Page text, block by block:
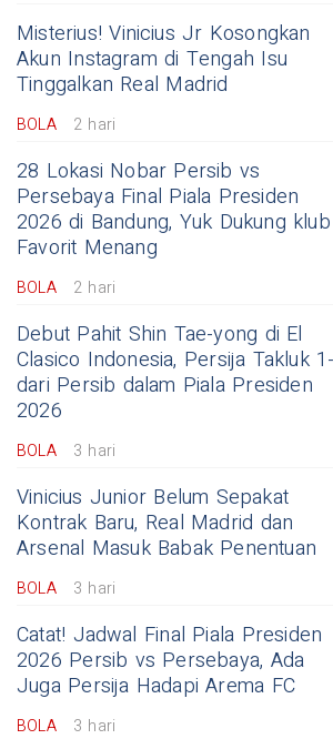
Misterius! Vinicius Jr Kosongkan
Akun Instagram di Tengah Isu
Tinggalkan Real Madrid
BOLA 2 hari
28 Lokasi Nobar Persib vs
Persebaya Final Piala Presiden
2026 di Bandung, Yuk Dukung klub
Favorit Menang
BOLA 2 hari
Debut Pahit Shin Tae-yong di El
Clasico Indonesia, Persija Takluk
dari Persib dalam Piala Presiden
2026
BOLA 3 hari
Vinicius Junior Belum Sepakat
Kontrak Baru, Real Madrid dan
Arsenal Masuk Babak Penentuan
BOLA 3 hari
Catat! Jadwal Final Piala Presiden
2026 Persib vs Persebaya, Ada
Juga Persija Hadapi Arema FC
BOLA 3 hari